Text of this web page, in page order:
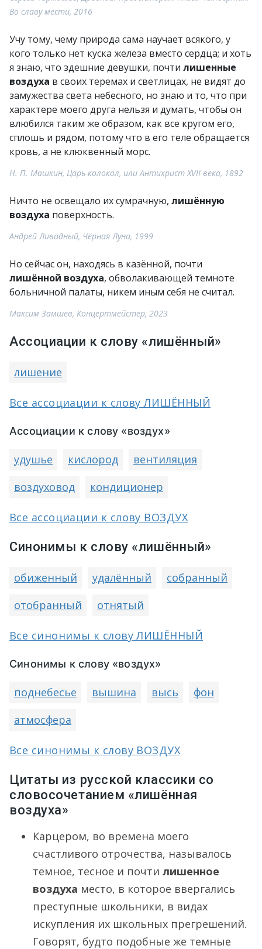
Во славу мести, 2016
Учу тому, чему природа сама научает всякого, у
кого только нет куска железа вместо сердца; и хоть
я знаю, что здешние девушки, почти лишенные
воздуха в своих теремах и светлицах, не видят до
замужества света небесного, но знаю и то, что при
характере моего друга нельзя и думать, чтобы он
влюбился таким же образом, как все кругом его,
сплошь и рядом, потому что в его теле обращается
кровь, а не клюквенный морс.
Н. П. Машкин, Царь-колокол, или Антихрист XVII века, 1892
Ничто не освещало их сумрачную, лишённую
воздуха поверхность.
Андрей Ливадный, Чёрная Луна, 1999
Но сейчас он, находясь в казённой, почти
лишённой воздуха, обволакивающей темноте
больничной палаты, никем иным себя не считал.
Максим Замшев, Концертмейстер, 2023
Ассоциации к слову «лишённый»
лишение
Все ассоциации к слову ЛИШЁННЫЙ
Ассоциации к слову «воздух»
удушье кислород
вентиляция
воздуховод
кондиционер
Все ассоциации к слову ВОЗДУХ
Синонимы к слову «лишённый»
обиженный удалённый
собранный
отобранный
отнятый
Все синонимы к слову ЛИШЁННЫЙ
Синонимы к слову «воздух»
поднебесье вышина высь
фон
атмосфера
Все синонимы к слову ВОЗДУХ
Цитаты из русской классики со
словосочетанием «лишённая
воздуха»
Карцером, во времена моего
счастливого отрочества, называлось
темное, тесное и почти лишенное
воздуха место, в которое ввергались
преступные школьники, в видах
искупления их школьных прегрешений.
Говорят, будто подобные же темные